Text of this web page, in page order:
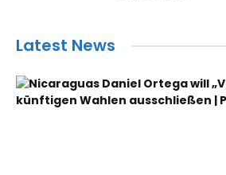
Latest News